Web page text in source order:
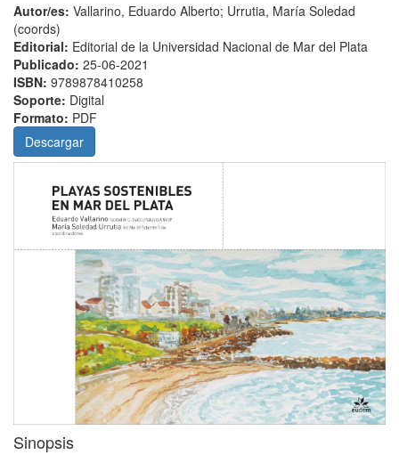
Autor/es: Vallarino, Eduardo Alberto; Urrutia, María Soledad
(coords)
Editorial: Editorial de la Universidad Nacional de Mar del Plata
Publicado: 25-06-2021
ISBN: 9789878410258
Soporte: Digital
Formato: PDF
Descargar
Sinopsis